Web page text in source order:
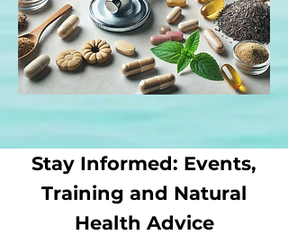
Stay Informed: Events,
Training and Natural
Health Advice